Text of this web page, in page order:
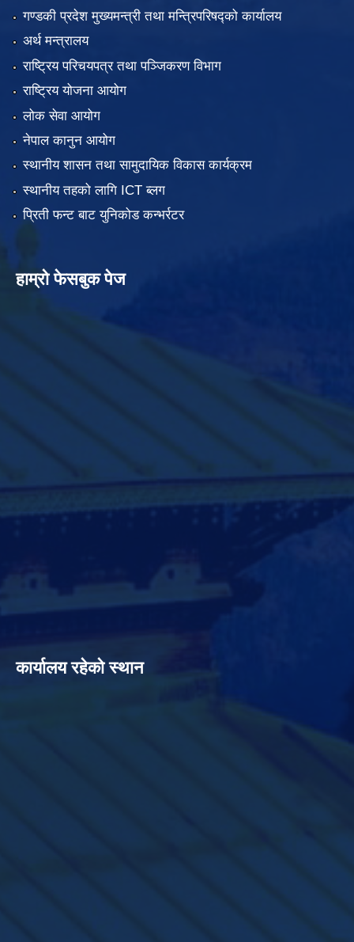
गण्डकी प्रदेश मुख्यमन्त्री तथा मन्त्रिपरिषद्को कार्यालय
अर्थ मन्त्रालय
राष्ट्रिय परिचयपत्र तथा पञ्जिकरण विभाग
राष्ट्रिय योजना आयोग
लोक सेवा आयोग
नेपाल कानुन आयोग
स्थानीय शासन तथा सामुदायिक विकास कार्यक्रम
स्थानीय तहको लागि ICT ब्लग
प्रिती फन्ट बाट युनिकोड कन्भर्रटर
हाम्रो फेसबुक पेज
कार्यालय रहेको स्थान